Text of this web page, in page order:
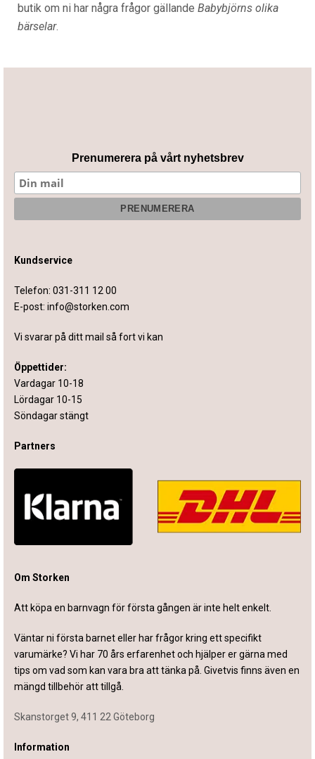
butik om ni har några frågor gällande Babybjörns olika
bärselar.
Prenumerera på vårt nyhetsbrev
Kundservice
Telefon: 031-311 12 00
E-post: info@storken.com
Vi svarar på ditt mail så fort vi kan
Öppettider:
Vardagar 10-18
Lördagar 10-15
Söndagar stängt
Partners
Om Storken
Att köpa en barnvagn för första gången är inte helt enkelt.
Väntar ni första barnet eller har frågor kring ett specifikt
varumärke? Vi har 70 års erfarenhet och hjälper er gärna med
tips om vad som kan vara bra att tänka på. Givetvis finns även en
mängd tillbehör att tillgå.
Skanstorget 9, 411 22 Göteborg
Information